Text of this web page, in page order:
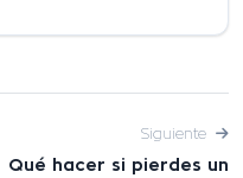
Siguiente
Qué hacer si pierdes un